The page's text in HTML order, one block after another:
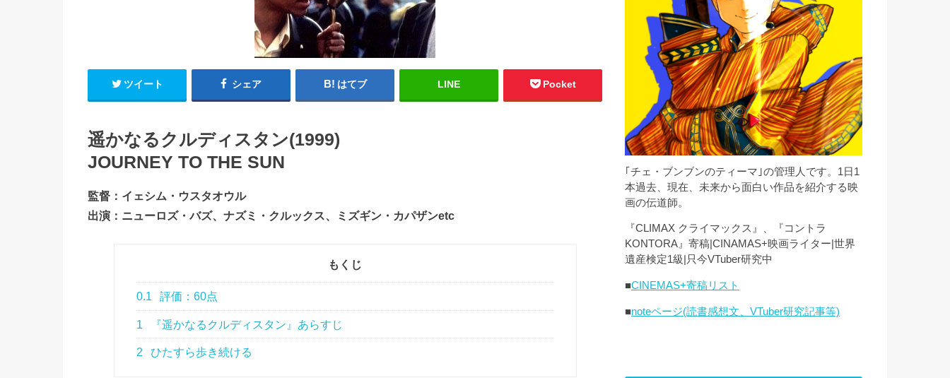
ツイート シェア はてブ LINE Pocket
遥かなるクルディスタン(1999)
JOURNEY TO THE SUN
監督：イェシム・ウスタオウル
出演：ニューロズ・バズ、ナズミ・クルックス、ミズギン・カパザンetc
もくじ
0.1 評価：60点
1 『遥かなるクルディスタン』あらすじ
2 ひたすら歩き続ける
｢チェ・ブンブンのティーマ｣の管理人です。1日1
本過去、現在、未来から面白い作品を紹介する映
画の伝道師。
『CLIMAX クライマックス』、『コントラ
KONTORA』寄稿|CINAMAS+映画ライター|世界
遺産検定1級|只今VTuber研究中
■CINEMAS+寄稿リスト
■noteページ(読書感想文、VTuber研究記事等)